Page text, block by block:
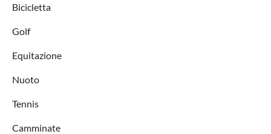
Bicicletta
Golf
Equitazione
Nuoto
Tennis
Camminate